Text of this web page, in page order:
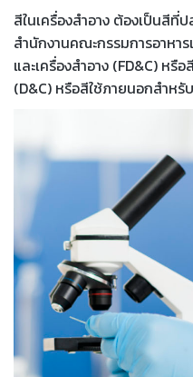
สีในเครื่องสำอาง ต้องเป็นสี
สำนักงานคณะกรรมการอาหา
และเครื่องสำอาง (FD&C) หรื
(D&C) หรือสีใช้ภายนอกสำหรั